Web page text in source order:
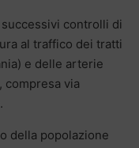
controlli di
al traffico dei tratti
e delle arterie
via
della popolazione